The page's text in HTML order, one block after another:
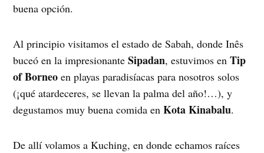
buena opción.
Al principio visitamos el estado de Sabah, donde Inês
buceó en la impresionanteSipadan, estuvimos enTip
of Borneoen playas paradisíacas para nosotros solos
(¡qué atardeceres, se llevan la palma del año!…), y
degustamos muy buena comida en Kota Kinabalu.
De allí volamos a Kuching, en donde echamos raíces